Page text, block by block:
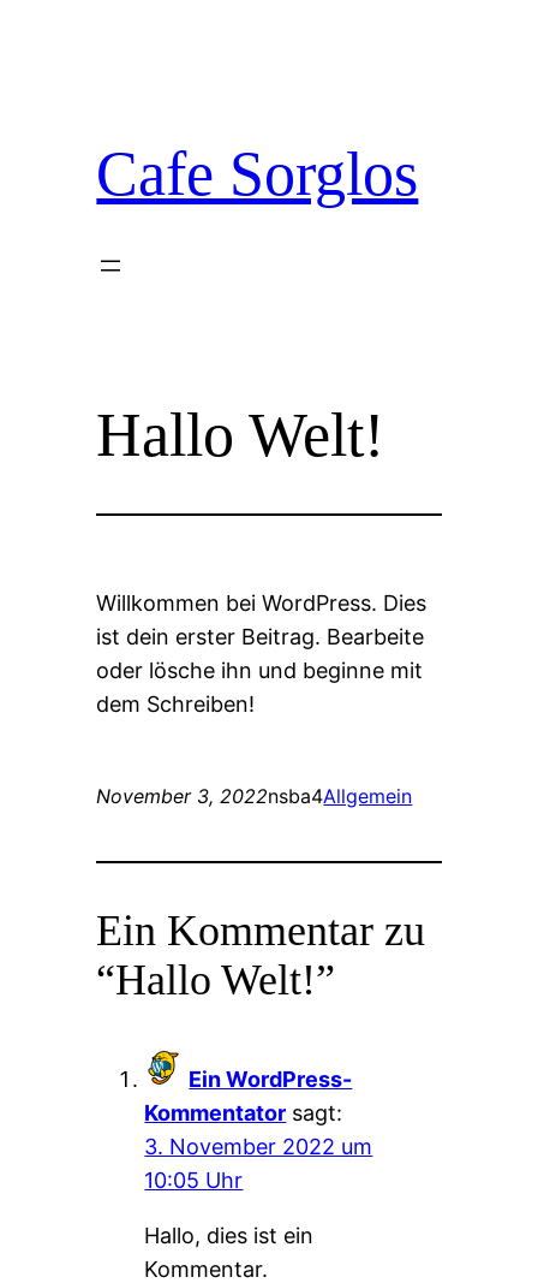
springen
Cafe Sorglos
Hallo Welt!
Willkommen bei WordPress. Dies
ist dein erster Beitrag. Bearbeite
oder lösche ihn und beginne mit
dem Schreiben!
November 3, 2022nsba4Allgemein
Ein Kommentar zu
“Hallo Welt!”
Ein WordPress-
Kommentator sagt:
3. November 2022 um
10:05 Uhr
Hallo, dies ist ein
Kommentar.